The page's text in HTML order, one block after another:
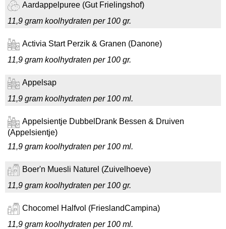
Aardappelpuree (Gut Frielingshof)
11,9 gram koolhydraten per 100 gr.
Activia Start Perzik & Granen (Danone)
11,9 gram koolhydraten per 100 gr.
Appelsap
11,9 gram koolhydraten per 100 ml.
Appelsientje DubbelDrank Bessen & Druiven
(Appelsientje)
11,9 gram koolhydraten per 100 ml.
Boer'n Muesli Naturel (Zuivelhoeve)
11,9 gram koolhydraten per 100 gr.
Chocomel Halfvol (FrieslandCampina)
11,9 gram koolhydraten per 100 ml.